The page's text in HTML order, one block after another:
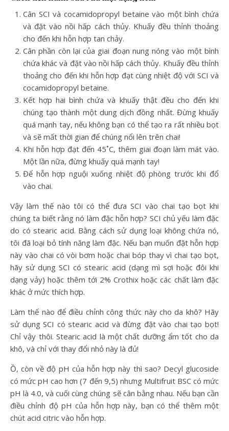
Cân SCI và cocamidopropyl betaine vào một bình chứa
và đặt vào nồi hấp cách thủy. Khuấy đều thỉnh thoảng
cho đến khi hỗn hợp tan chảy.
Cân phần còn lại của giai đoạn nung nóng vào một bình
chứa khác và đặt vào nồi hấp cách thủy. Khuấy đều thỉnh
thoảng cho đến khi hỗn hợp đạt cùng nhiệt độ với SCI và
cocamidopropyl betaine.
Kết hợp hai bình chứa và khuấy thật đều cho đến khi
chúng tạo thành một dung dịch đồng nhất. Đừng khuấy
quá mạnh tay, nếu không bạn có thể tạo ra rất nhiều bọt
và sẽ mất thời gian để chúng nổi lên trên chai!
Khi hỗn hợp đạt đến 45˚C, thêm giai đoạn làm mát vào.
Một lần nữa, đừng khuấy quá mạnh tay!
Để hỗn hợp nguội xuống nhiệt độ phòng trước khi đổ
vào chai.
Vậy làm thế nào tôi có thể đưa SCI vào chai tạo bọt khi
chúng ta biết rằng nó làm đặc hỗn hợp? SCI chủ yếu làm đặc
do có stearic acid. Bằng cách sử dụng loại không chứa nó,
tôi đã loại bỏ tính năng làm đặc. Nếu bạn muốn đặt hỗn hợp
này vào chai có vòi bơm hoặc chai bóp thay vì chai tạo bọt,
hãy sử dụng SCI có stearic acid (dạng mì sợi hoặc đôi khi
dạng vảy) hoặc thêm tới 2% Crothix hoặc các chất làm đặc
khác ở mức thích hợp.
Làm thế nào để điều chỉnh công thức này cho da khô? Hãy
sử dụng SCI có stearic acid và đừng đặt vào chai tạo bọt!
Chỉ vậy thôi. Stearic acid là một chất dưỡng ẩm tốt cho da
khô, và chỉ với thay đổi nhỏ này là đủ!
Ồ, còn về độ pH của hỗn hợp này thì sao? Decyl glucoside
có mức pH cao hơn (7 đến 9,5) nhưng Multifruit BSC có mức
pH là 4.0, và cuối cùng chúng sẽ cân bằng nhau. Nếu bạn cần
điều chỉnh độ pH của hỗn hợp này, bạn có thể thêm một
chút acid citric vào hỗn hợp.